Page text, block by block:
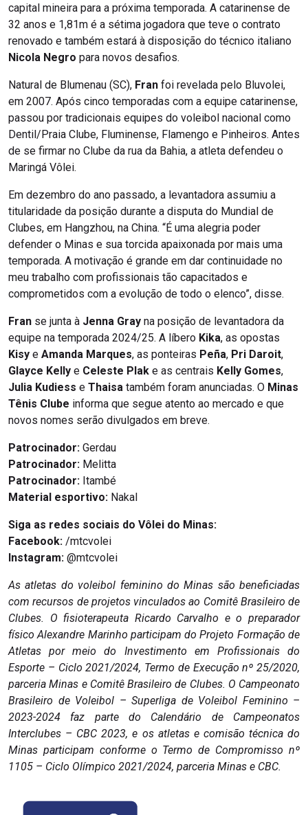
capital mineira para a próxima temporada. A catarinense de
32 anos e 1,81m é a sétima jogadora que teve o contrato
renovado e também estará à disposição do técnico italiano
Nicola Negro para novos desafios.
Natural de Blumenau (SC), Fran foi revelada pelo Bluvolei,
em 2007. Após cinco temporadas com a equipe catarinense,
passou por tradicionais equipes do voleibol nacional como
Dentil/Praia Clube, Fluminense, Flamengo e Pinheiros. Antes
de se firmar no Clube da rua da Bahia, a atleta defendeu o
Maringá Vôlei.
Em dezembro do ano passado, a levantadora assumiu a
titularidade da posição durante a disputa do Mundial de
Clubes, em Hangzhou, na China. “É uma alegria poder
defender o Minas e sua torcida apaixonada por mais uma
temporada. A motivação é grande em dar continuidade no
meu trabalho com profissionais tão capacitados e
comprometidos com a evolução de todo o elenco”, disse.
Fran se junta à Jenna Gray na posição de levantadora da
equipe na temporada 2024/25. A líbero Kika, as opostas
Kisy e Amanda Marques, as ponteiras Peña, Pri Daroit,
Glayce Kelly e Celeste Plak e as centrais Kelly Gomes,
Julia Kudiess e Thaisa também foram anunciadas. O Minas
Tênis Clube informa que segue atento ao mercado e que
novos nomes serão divulgados em breve.
Patrocinador: Gerdau
Patrocinador: Melitta
Patrocinador: Itambé
Material esportivo: Nakal
Siga as redes sociais do Vôlei do Minas:
Facebook: /mtcvolei
Instagram: @mtcvolei
As atletas do voleibol feminino do Minas são beneficiadas
com recursos de projetos vinculados ao Comitê Brasileiro de
Clubes. O fisioterapeuta Ricardo Carvalho e o preparador
físico Alexandre Marinho participam do Projeto Formação de
Atletas por meio do Investimento em Profissionais do
Esporte – Ciclo 2021/2024, Termo de Execução nº 25/2020,
parceria Minas e Comitê Brasileiro de Clubes. O Campeonato
Brasileiro de Voleibol – Superliga de Voleibol Feminino –
2023-2024 faz parte do Calendário de Campeonatos
Interclubes – CBC 2023, e os atletas e comisão técnica do
Minas participam conforme o Termo de Compromisso nº
1105 – Ciclo Olímpico 2021/2024, parceria Minas e CBC.